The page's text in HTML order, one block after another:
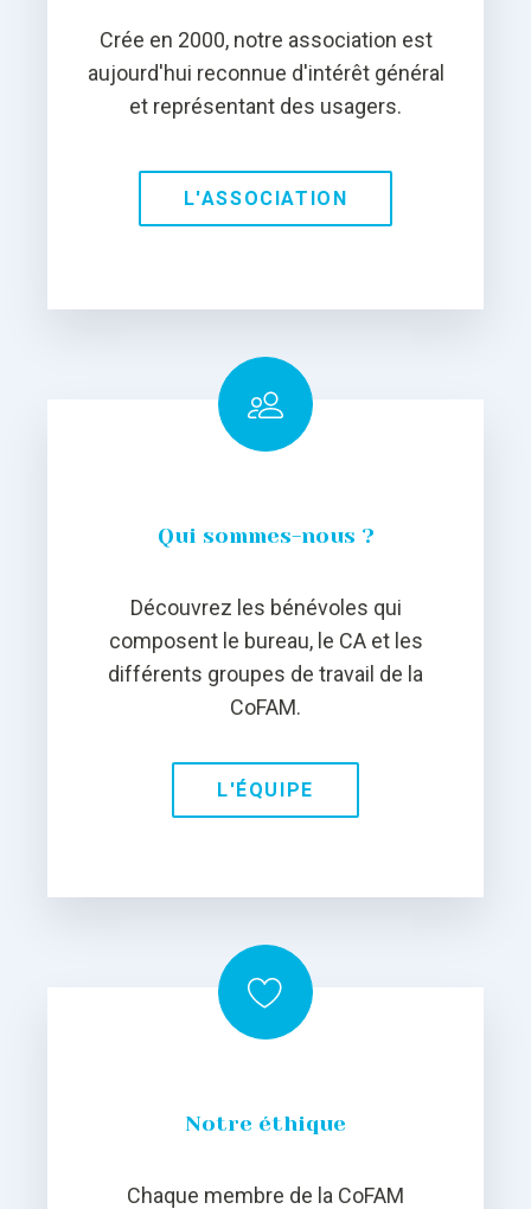
Crée en 2000, notre association est
aujourd'hui reconnue d'intérêt général
et représentant des usagers.
L'ASSOCIATION
Qui sommes-nous ?
Découvrez les bénévoles qui
composent le bureau, le CA et les
différents groupes de travail de la
CoFAM.
L'ÉQUIPE
Notre éthique
Chaque membre de la CoFAM